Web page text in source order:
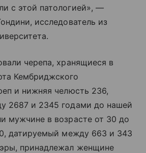
с этой патологией», —
исследователь из
черепа, хранящиеся в
Кембриджского
и нижняя челюсть 236,
2687 и 2345 годами до нашей
мужчине в возрасте от 30 до
датируемый между 663 и 343
принадлежал женщине